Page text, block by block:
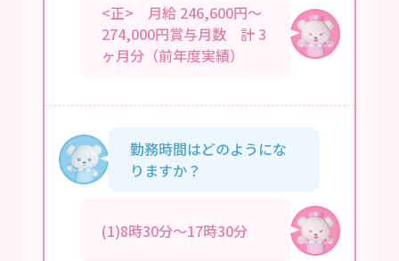
<正> 月給 246,600円～
274,000円賞与月数 計 3
ヶ月分（前年度実績）
勤務時間はどのようにな
りますか？
(1)8時30分～17時30分